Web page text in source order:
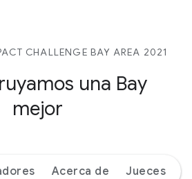
CHALLENGE BAY AREA 2021
una Bay
mejor
Acerca de Jueces